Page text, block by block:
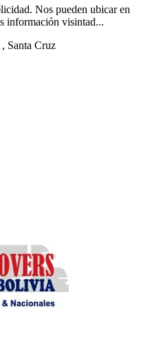
Nos pueden ubicar en
información visintad...
, Santa Cruz